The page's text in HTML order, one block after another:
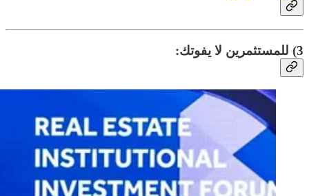
3) للمستثمرين لا يفوتك: